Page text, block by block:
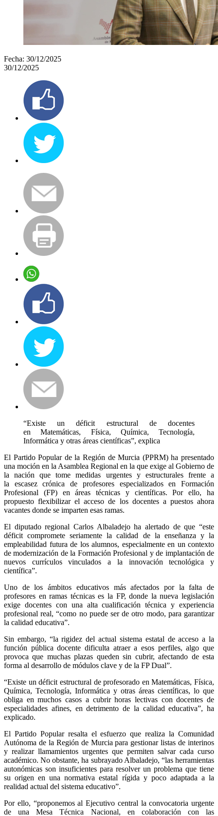
Fecha: 30/12/2025
30/12/2025
“Existe un déficit estructural de docentes
en Matemáticas, Física, Química, Tecnología,
Informática y otras áreas científicas”, explica
El Partido Popular de la Región de Murcia (PPRM) ha presentado
una moción en la Asamblea Regional en la que exige al Gobierno de
la nación que tome medidas urgentes y estructurales frente a
la escasez crónica de profesores especializados en Formación
Profesional (FP) en áreas técnicas y científicas. Por ello, ha
propuesto flexibilizar el acceso de los docentes a puestos ahora
vacantes donde se imparten esas ramas.
El diputado regional Carlos Albaladejo ha alertado de que “este
déficit compromete seriamente la calidad de la enseñanza y la
empleabilidad futura de los alumnos, especialmente en un contexto
de modernización de la Formación Profesional y de implantación de
nuevos currículos vinculados a la innovación tecnológica y
científica”.
Uno de los ámbitos educativos más afectados por la falta de
profesores en ramas técnicas es la FP, donde la nueva legislación
exige docentes con una alta cualificación técnica y experiencia
profesional real, “como no puede ser de otro modo, para garantizar
la calidad educativa”.
Sin embargo, “la rigidez del actual sistema estatal de acceso a la
función pública docente dificulta atraer a esos perfiles, algo que
provoca que muchas plazas queden sin cubrir, afectando de esta
forma al desarrollo de módulos clave y de la FP Dual”.
“Existe un déficit estructural de profesorado en Matemáticas, Física,
Química, Tecnología, Informática y otras áreas científicas, lo que
obliga en muchos casos a cubrir horas lectivas con docentes de
especialidades afines, en detrimento de la calidad educativa”, ha
explicado.
El Partido Popular resalta el esfuerzo que realiza la Comunidad
Autónoma de la Región de Murcia para gestionar listas de interinos
y realizar llamamientos urgentes que permiten salvar cada curso
académico. No obstante, ha subrayado Albaladejo, “las herramientas
autonómicas son insuficientes para resolver un problema que tiene
su origen en una normativa estatal rígida y poco adaptada a la
realidad actual del sistema educativo”.
Por ello, “proponemos al Ejecutivo central la convocatoria urgente
de una Mesa Técnica Nacional, en colaboración con las